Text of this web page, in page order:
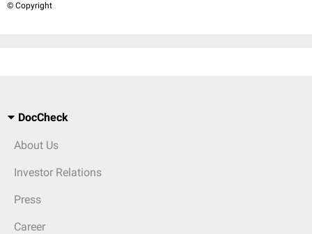
© Copyright
DocCheck
About Us
Investor Relations
Press
Career